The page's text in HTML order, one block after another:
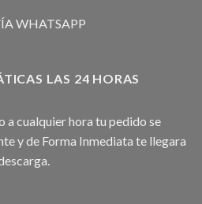
WHATSAPP
LAS 24 HORAS
cualquier hora tu pedido se
y de Forma Inmediata te llegara